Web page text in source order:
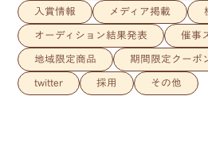
入賞情報 メディア掲載
オーディション結果発表 催事
地域限定商品 期間限定クーポ
twitter 採用 その他